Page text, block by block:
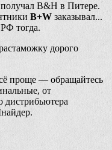
B&H в Питере.
B+W заказывал...
тогда.
дорого
проще — обращайтесь
от
дистрибьютера